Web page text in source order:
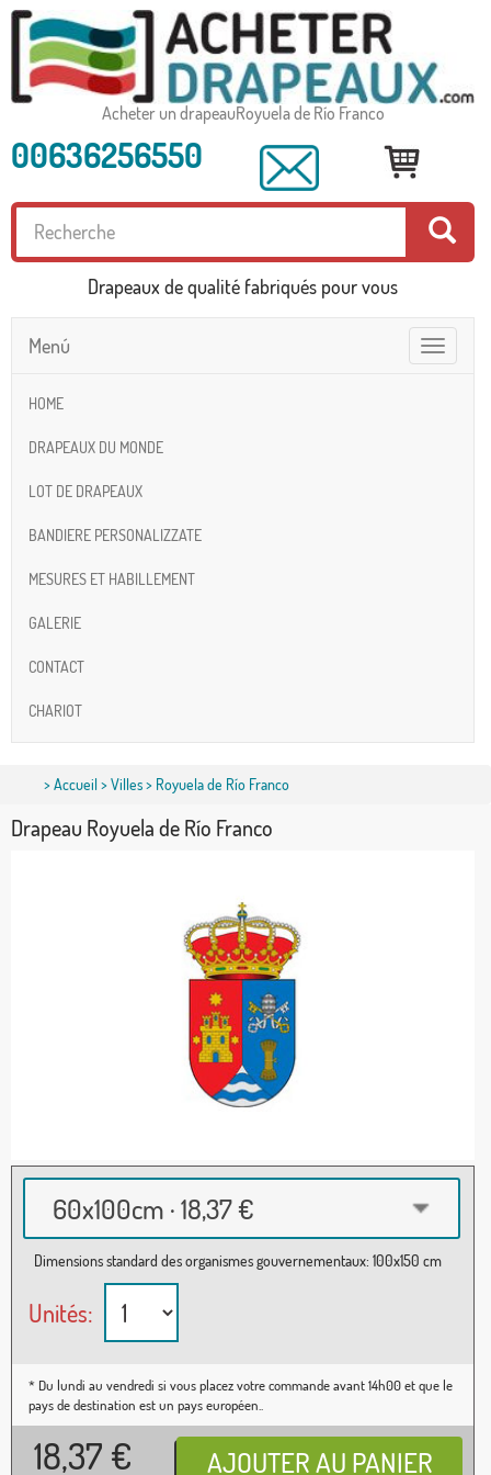
Acheter un drapeauRoyuela de Río Franco
00636256550
Drapeaux de qualité fabriqués pour vous
Toggle
navigation
Menú
HOME
DRAPEAUX DU MONDE
LOT DE DRAPEAUX
BANDIERE PERSONALIZZATE
MESURES ET HABILLEMENT
GALERIE
CONTACT
CHARIOT
>Accueil>Villes> Royuela de Río Franco
Drapeau Royuela de Río Franco
60x100cm · 18,37 €
Dimensions standard des organismes gouvernementaux: 100x150 cm
Unités:
* Du lundi au vendredi si vous placez votre commande avant 14h00 et que le
pays de destination est un pays européen..
18,37 €